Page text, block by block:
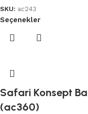
SKU: ac243
Seçenekler
Safari Konsept
(ac360)